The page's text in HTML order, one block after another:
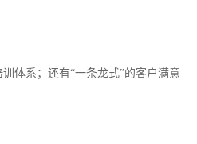
体系；还有“一条龙式”的客户满意